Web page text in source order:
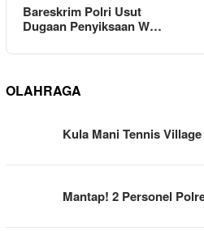
Bareskrim Polri Usut
Dugaan Penyiksaan W…
OLAHRAGA
Kula Mani Tennis
Mantap! 2 Personel